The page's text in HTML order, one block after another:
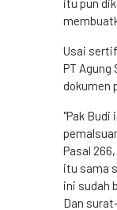
itu pun
Usai
PT Agung
dokumen
"Pak Budi
Pasal
itu sama
ini sudah
Dan